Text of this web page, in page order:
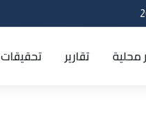
محلية تقارير تحقيقات